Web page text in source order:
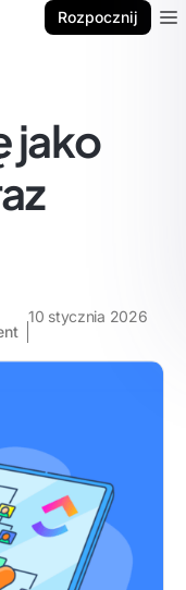
Rozpocznij
jako
10 stycznia 2026